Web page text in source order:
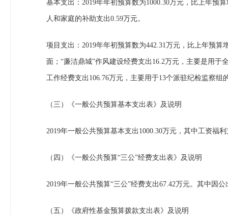
基本支出：2019年年初预算数为1000.30万元，比上年预
人和家庭的补助支出0.59万元。
项目支出：2019年年初预算数为442.31万元，比上年预
面；“廉洁鼎城”作风建设经费支出16.2万元，主要是用
工作经费支出106.76万元，主要用于13个派驻纪检监察组
（三）《一般公共预算基本支出表》及说明
2019年一般公共预算基本支出1000.30万元，其中工资福
（四）《一般公共预算“三公”经费支出表》及说明
2019年一般公共预算“三公”经费支出67.42万元。其中因
（五）《政府性基金预算拨款支出表》及说明